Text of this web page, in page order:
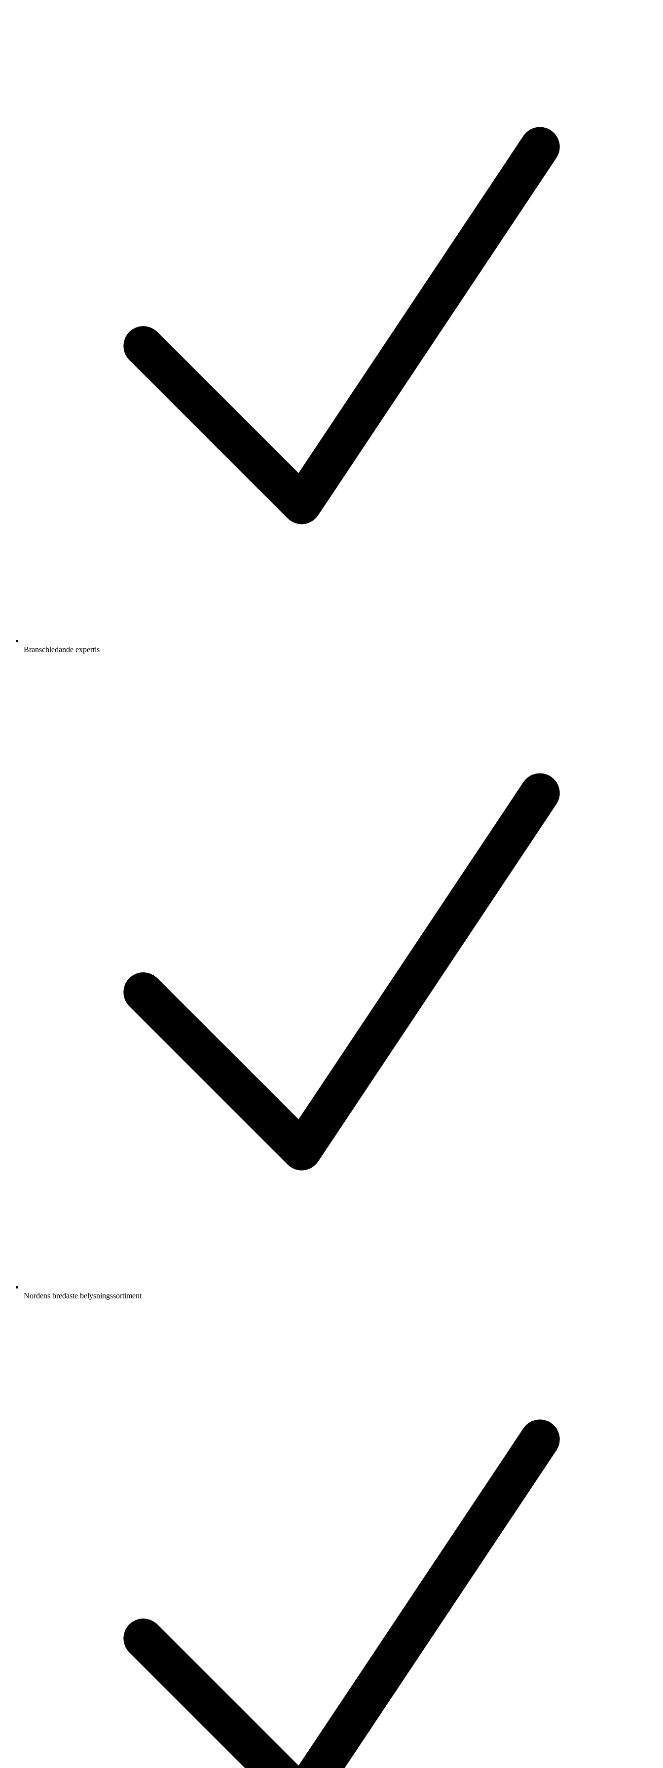
Branschledande expertis
Nordens bredaste belysningssortiment